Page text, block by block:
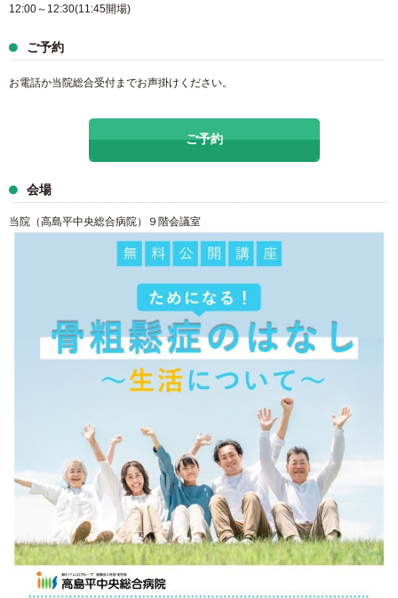
12:00～12:30(11:45開場)
ご予約
お電話か当院総合受付までお声掛けください。
ご予約
会場
当院（高島平中央総合病院）９階会議室